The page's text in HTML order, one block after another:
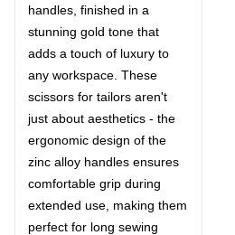
handles, finished in a
stunning gold tone that
adds a touch of luxury to
any workspace. These
scissors for tailors aren't
just about aesthetics - the
ergonomic design of the
zinc alloy handles ensures
comfortable grip during
extended use, making them
perfect for long sewing